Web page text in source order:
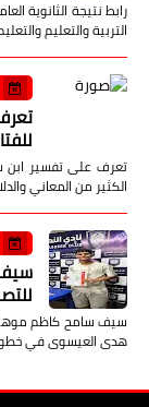
التربية والتعليم
تعرف على تفسير ابن
الكثير من المعاني
سيف سامح كاظم
هدى العيسوى في